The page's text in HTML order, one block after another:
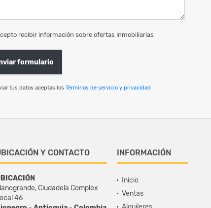
recibir información sobre ofertas inmobiliarias
formulario
tus datos aceptas los Términos de servicio y privacidad
Y CONTACTO
Ciudadela Complex
46
INFORMACIÓN
Inicio
Ventas